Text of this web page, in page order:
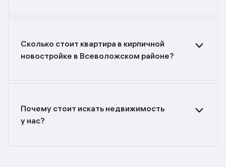
фильтрами или поиском в разделе.
Сколько стоит квартира в кирпичной
новостройке в Всеволожском районе?
до кв. м., цена квадратного метра — от
до руб.
Почему стоит искать недвижимость
у нас?